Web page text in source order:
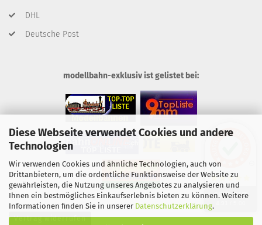
Diese Webseite verwendet Cookies und andere
Technologien
Wir verwenden Cookies und ähnliche Technologien, auch von
Drittanbietern, um die ordentliche Funktionsweise der Website zu
gewährleisten, die Nutzung unseres Angebotes zu analysieren und
Ihnen ein bestmögliches Einkaufserlebnis bieten zu können. Weitere
Informationen finden Sie in unserer Datenschutzerklärung.
DHL
Deutsche Post
modellbahn-exklusiv ist gelistet bei:
Vertrag widerrufen
SEHR GUT